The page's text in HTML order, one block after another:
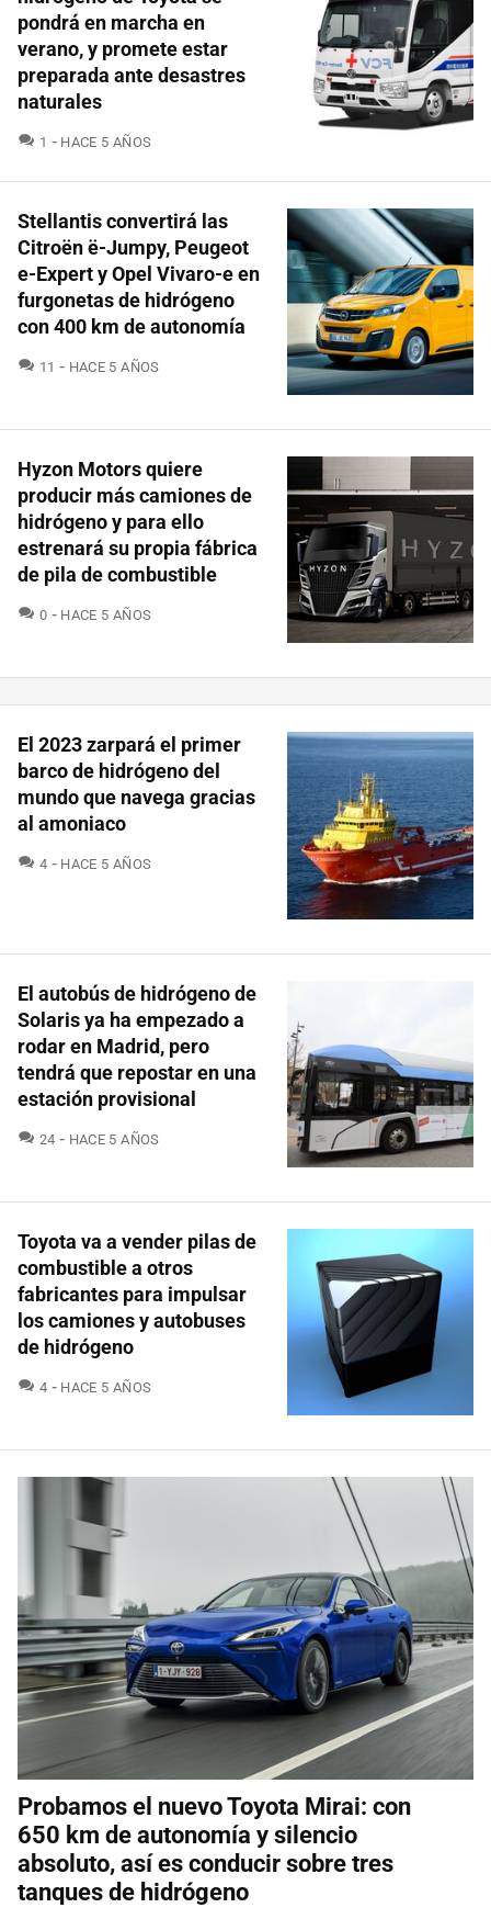
pondrá en marcha en
verano, y promete estar
preparada ante desastres
naturales
1 COMENTARIOS
HACE 5 AÑOS
Stellantis convertirá las
Citroën ë-Jumpy, Peugeot
e-Expert y Opel Vivaro-e en
furgonetas de hidrógeno
con 400 km de autonomía
11 COMENTARIOS
HACE 5 AÑOS
Hyzon Motors quiere
producir más camiones de
hidrógeno y para ello
estrenará su propia fábrica
de pila de combustible
0 COMENTARIOS
HACE 5 AÑOS
El 2023 zarpará el primer
barco de hidrógeno del
mundo que navega gracias
al amoniaco
4 COMENTARIOS
HACE 5 AÑOS
El autobús de hidrógeno de
Solaris ya ha empezado a
rodar en Madrid, pero
tendrá que repostar en una
estación provisional
24 COMENTARIOS
HACE 5 AÑOS
Toyota va a vender pilas de
combustible a otros
fabricantes para impulsar
los camiones y autobuses
de hidrógeno
4 COMENTARIOS
HACE 5 AÑOS
Probamos el nuevo Toyota Mirai: con
650 km de autonomía y silencio
absoluto, así es conducir sobre tres
tanques de hidrógeno